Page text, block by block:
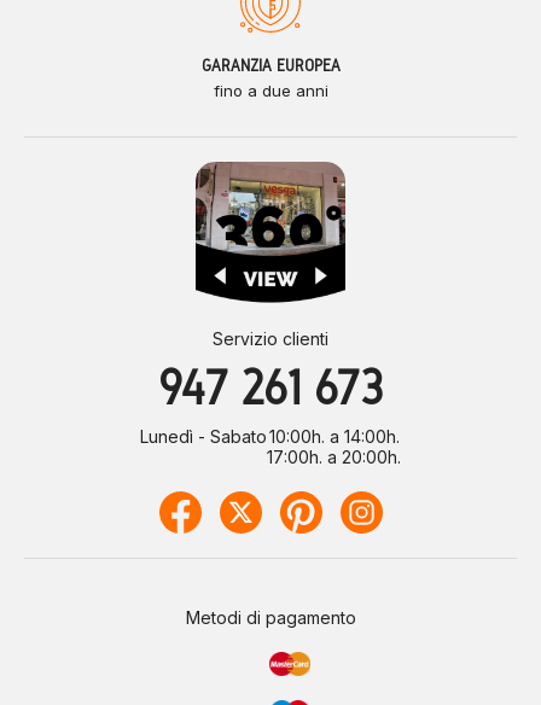
GARANZIA EUROPEA
fino a due anni
Servizio clienti
947 261 673
Lunedì - Sabato10:00h. a 14:00h.
17:00h. a 20:00h.
Metodi di pagamento